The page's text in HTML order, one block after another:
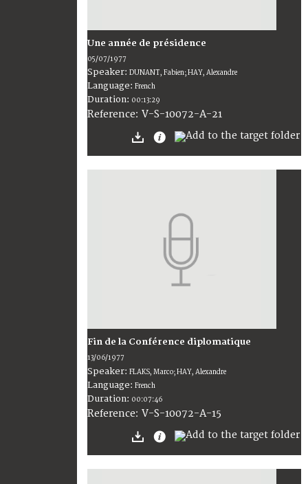
Une année de présidence
05/07/1977
Speaker: DUNANT, Fabien; HAY, Alexandre
Language: French
Duration: 00:13:29
Reference: V-S-10072-A-21
Fin de la Conférence diplomatique
13/06/1977
Speaker: FLAKS, Marco; HAY, Alexandre
Language: French
Duration: 00:07:46
Reference: V-S-10072-A-15